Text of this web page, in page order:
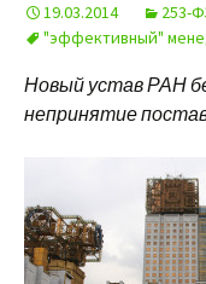
19.03.2014 253-
"эффективный"
Новый устав РАН
непринятие